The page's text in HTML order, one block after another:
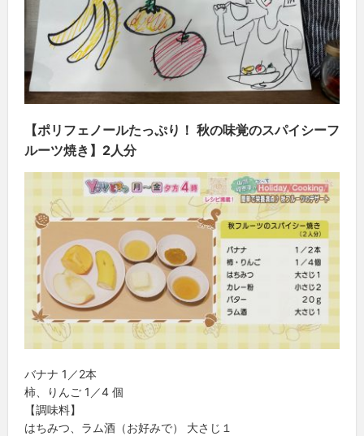
【ポリフェノールたっぷり！ 秋の味覚のスパイシーフ
ルーツ焼き】2人分
バナナ 1／2本
柿、りんご 1／4 個
【調味料】
はちみつ、ラム酒（お好みで） 大さじ１